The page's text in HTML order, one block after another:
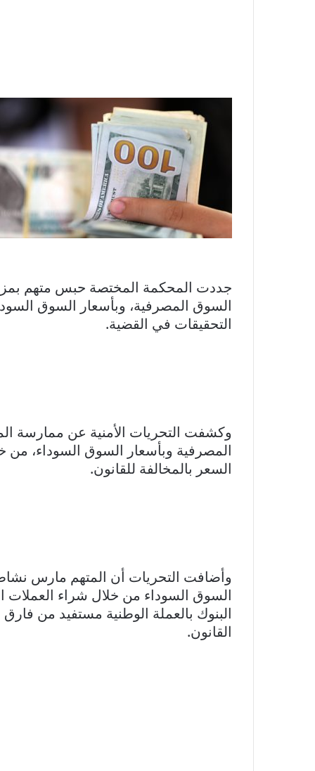
جددت المحكمة المختصة حبس متهم
التحقيقات في القضية.
وكشفت التحريات الأمنية عن ممارسة
المصرفية وبأسعار السوق السوداء، من
السعر بالمخالفة للقانون.
وأضافت التحريات أن المتهم مارس
السوق السوداء من خلال شراء العملات
القانون.